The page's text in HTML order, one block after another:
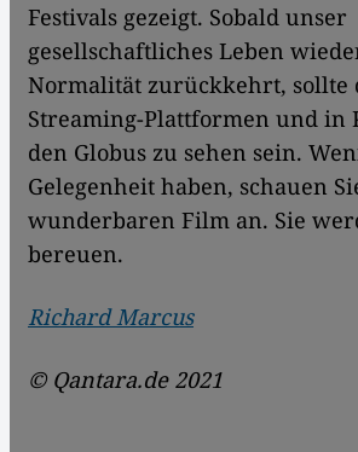
Festivals gezeigt. Sobald unser
gesellschaftliches Leben
Normalität zurückkehrt, sollte
Streaming-Plattformen und in
den Globus zu sehen sein.
Gelegenheit haben, schauen
wunderbaren Film an. Sie
bereuen.
Richard Marcus
© Qantara.de 2021